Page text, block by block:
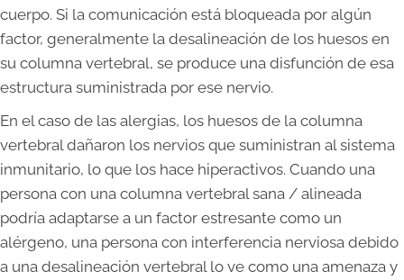
cuerpo. Si la comunicación está bloqueada por algún
factor, generalmente la desalineación de los huesos en
su columna vertebral, se produce una disfunción de esa
estructura suministrada por ese nervio.
En el caso de las alergias, los huesos de la columna
vertebral dañaron los nervios que suministran al sistema
inmunitario, lo que los hace hiperactivos. Cuando una
persona con una columna vertebral sana / alineada
podría adaptarse a un factor estresante como un
alérgeno, una persona con interferencia nerviosa debido
a una desalineación vertebral lo ve como una amenaza y